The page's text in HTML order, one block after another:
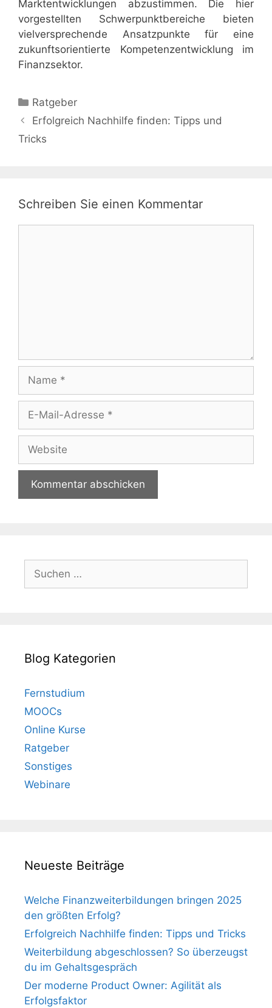
Marktentwicklungen abzustimmen. Die hier
vorgestellten Schwerpunktbereiche bieten
vielversprechende Ansatzpunkte für eine
zukunftsorientierte Kompetenzentwicklung im
Finanzsektor.
Kategorien
Ratgeber
Erfolgreich Nachhilfe finden: Tipps und
Tricks
Schreiben Sie einen Kommentar
Name
Adresse
Website
Suchen
nach:
Blog Kategorien
Fernstudium
MOOCs
Online Kurse
Ratgeber
Sonstiges
Webinare
Neueste Beiträge
Welche Finanzweiterbildungen bringen 2025
den größten Erfolg?
Erfolgreich Nachhilfe finden: Tipps und Tricks
Weiterbildung abgeschlossen? So überzeugst
du im Gehaltsgespräch
Der moderne Product Owner: Agilität als
Erfolgsfaktor